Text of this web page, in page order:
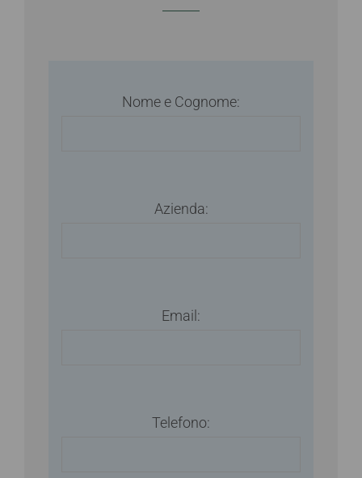
Nome e Cognome:
Azienda:
Email:
Telefono: